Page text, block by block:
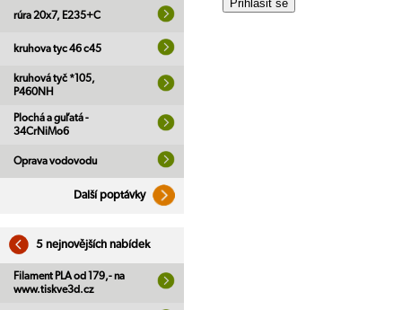
rúra 20x7, E235+C
kruhova tyc 46 c45
kruhová tyč *105,
P460NH
Plochá a guľatá -
34CrNiMo6
Oprava vodovodu
Další poptávky
5 nejnovějších nabídek
Filament PLA od 179,- na
www.tiskve3d.cz